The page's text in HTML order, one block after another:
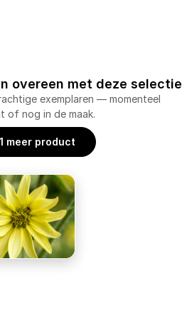
overeen met deze
exemplaren — momenteel
of nog in de maak.
meer product